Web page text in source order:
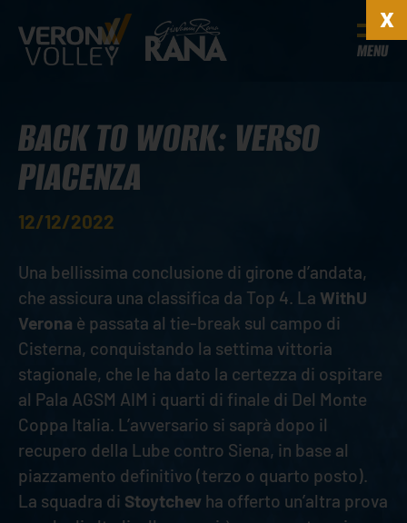
MENU
BACK TO WORK: VERSO
PIACENZA
12/12/2022
Una bellissima conclusione di girone d’andata,
che assicura una classifica da Top 4. La WithU
Verona è passata al tie-break sul campo di
Cisterna, conquistando la settima vittoria
stagionale, che le ha dato la certezza di ospitare
al Pala AGSM AIM i quarti di finale di Del Monte
Coppa Italia. L’avversario si saprà dopo il
recupero della Lube contro Siena, in base al
piazzamento definitivo (terzo o quarto posto).
La squadra di Stoytchev ha offerto un’altra prova